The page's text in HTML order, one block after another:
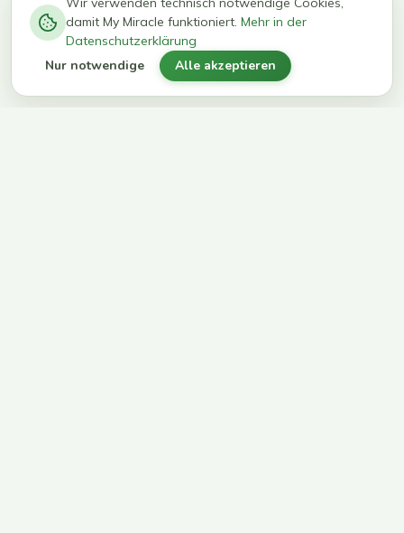
kg in 12
Wochen
erreichen
ihr Ziel
damit My Miracle funktioniert. Mehr in der
Datenschutzerklärung
Nur notwendige Alle akzeptieren